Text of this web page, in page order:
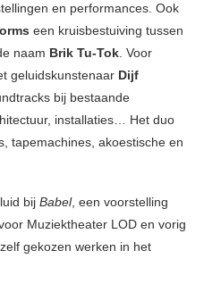
en performances. Ook
een kruisbestuiving tussen
naam Brik Tu-Tok. Voor
geluidskunstenaar Dijf
bij bestaande
installaties… Het duo
tapemachines, akoestische en
bij Babel, een voorstelling
Muziektheater LOD en vorig
gekozen werken in het